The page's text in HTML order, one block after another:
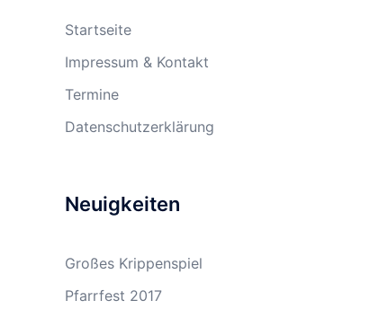
Startseite
Impressum & Kontakt
Termine
Datenschutzerklärung
Neuigkeiten
Großes Krippenspiel
Pfarrfest 2017